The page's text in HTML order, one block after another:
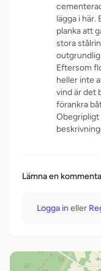
lägga i här.
planka att
stora
outgrundlig
Eftersom
heller inte
vind är det
förankra
Obegripligt
Lämna en
Logga in eller